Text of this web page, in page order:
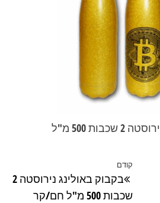
בקבוק באולינג נירוסטה 2 שכבות 500 מ"ל
הפוסט
הקודם
קודם
בקבוק באולינג נירוסטה 2
שכבות 500 מ"ל חם/קר